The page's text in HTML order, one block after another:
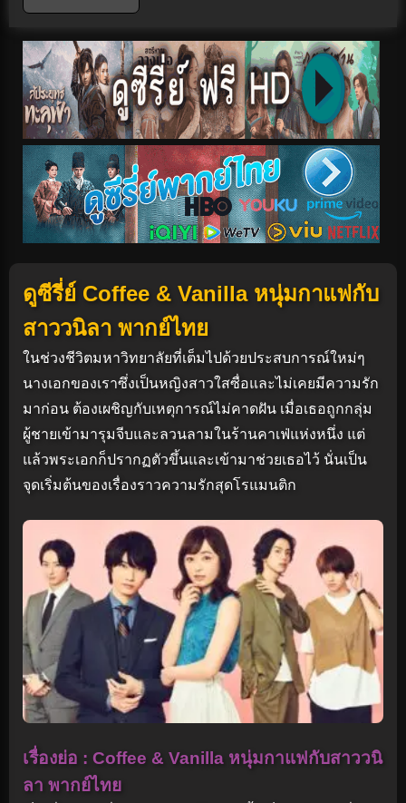
ดูซีรี่ย์ Coffee & Vanilla หนุ่มกาแฟกับ
สาววนิลา พากย์ไทย
ในช่วงชีวิตมหาวิทยาลัยที่เต็มไปด้วยประสบการณ์ใหม่ๆ
นางเอกของเราซึ่งเป็นหญิงสาวใสซื่อและไม่เคยมีความรัก
มาก่อน ต้องเผชิญกับเหตุการณ์ไม่คาดฝัน เมื่อเธอถูกกลุ่ม
ผู้ชายเข้ามารุมจีบและลวนลามในร้านคาเฟ่แห่งหนึ่ง แต่
แล้วพระเอกก็ปรากฏตัวขึ้นและเข้ามาช่วยเธอไว้ นั่นเป็น
จุดเริ่มต้นของเรื่องราวความรักสุดโรแมนติก
เรื่องย่อ : Coffee & Vanilla หนุ่มกาแฟกับสาววนิ
ลา พากย์ไทย